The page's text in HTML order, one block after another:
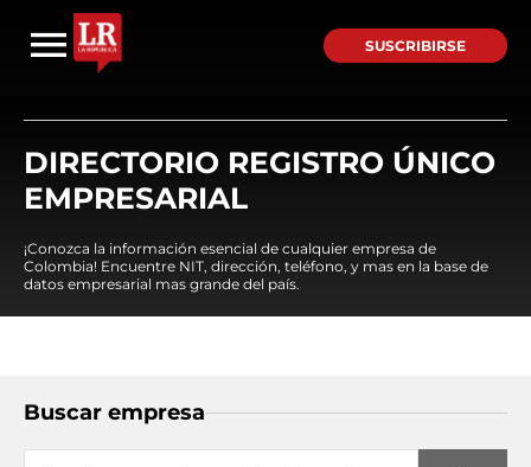
SUSCRIBIRSE
DIRECTORIO REGISTRO ÚNICO
EMPRESARIAL
¡Conozca la información esencial de cualquier empresa de
Colombia! Encuentre NIT, dirección, teléfono, y mas en la base de
datos empresarial mas grande del país.
Buscar empresa